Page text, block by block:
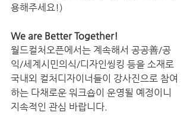
용해주세요!)
We are Better Together!
월드컬처오픈에서는 계속해서 공공善/공
익/세계시민의식/디자인씽킹 등을 소재로
국내외 컬처디자이너들이 강사진으로 참여
하는 다채로운 워크숍이 운영될 예정이니
지속적인 관심 바랍니다.